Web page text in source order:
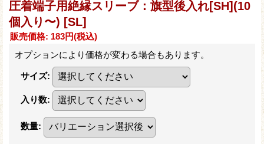
圧着端子用絶縁スリーブ：旗型後入れ[SH](10
個入り〜) [SL]
販売価格: 183円(税込)
オプションにより価格が変わる場合もあります。
サイズ:
入り数:
数量: